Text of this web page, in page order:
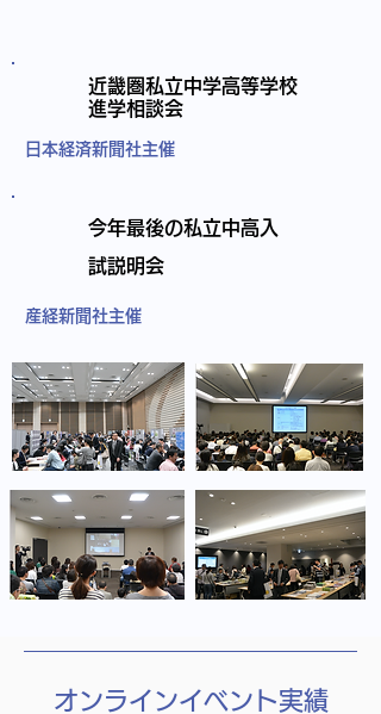
近畿圏私立中学高等学校
進学相談会
日本経済新聞社主催
今年最後の私立中高入
試説明会
産経新聞社主催
オンラインイベント実績